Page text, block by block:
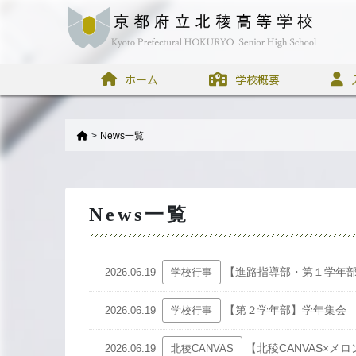
ホーム 学校概要
> News一覧
News一覧
2026.06.19 学校行事 【進路指導部・第１学年
2026.06.19 学校行事 【第２学年部】学年集会
2026.06.19 北稜CANVAS 【北稜CANVAS×メ